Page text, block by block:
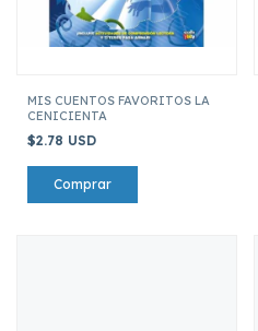
MIS CUENTOS FAVORITOS LA
CENICIENTA
$2.78 USD